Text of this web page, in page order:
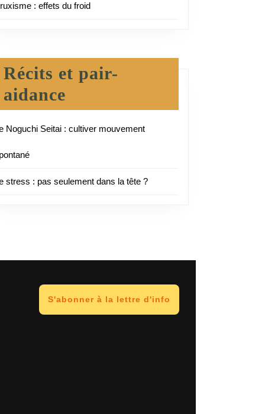
: effets du froid
Récits et pair-
aidance
Noguchi Seitai : cultiver mouvement
stress : pas seulement dans la tête ?
S'abonner à la lettre d'info